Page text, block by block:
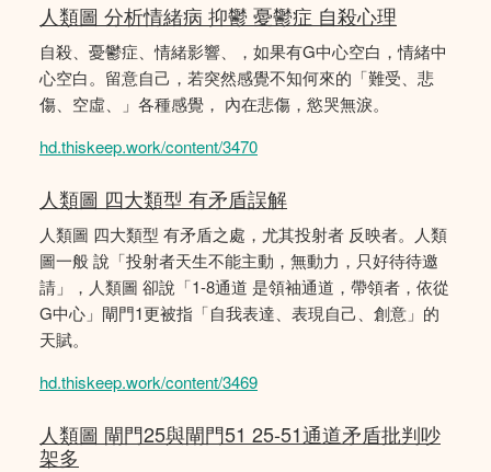
人類圖 分析情緒病 抑鬱 憂鬱症 自殺心理
自殺、憂鬱症、情緒影響、，如果有G中心空白，情緒中
心空白。留意自己，若突然感覺不知何來的「難受、悲
傷、空虛、」各種感覺， 內在悲傷，慾哭無淚。
hd.thiskeep.work/content/3470
人類圖 四大類型 有矛盾誤解
人類圖 四大類型 有矛盾之處，尤其投射者 反映者。人類
圖一般 說「投射者天生不能主動，無動力，只好待待邀
請」，人類圖 卻說「1-8通道 是領袖通道，帶領者，依從
G中心」閘門1更被指「自我表達、表現自己、創意」的
天賦。
hd.thiskeep.work/content/3469
人類圖 閘門25與閘門51 25-51通道矛盾批判吵
架多